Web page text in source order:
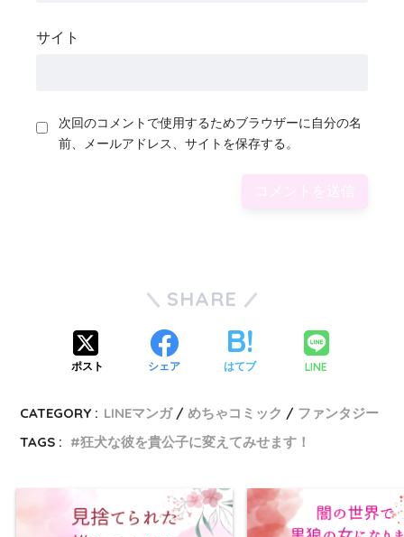
サイト
次回のコメントで使用するためブラウザーに自分の名
前、メールアドレス、サイトを保存する。
SHARE
ポスト シェア はてブ LINE
CATEGORY : LINEマンガ めちゃコミック
ファンタジー
TAGS :
狂犬な彼を貴公子に変えてみせます！